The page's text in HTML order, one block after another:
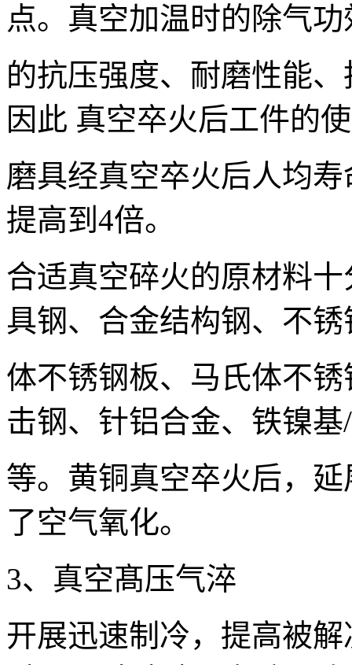
点。真空加温时的除气
的抗压强度、耐磨性能
因此 真空卒火后工件的
磨具经真空卒火后人均
提高到4倍。
合适真空碎火的原材料
具钢、合金结构钢、不
体不锈钢板、马氏体不
击钢、针铝合金、铁镍
等。黄铜真空卒火后，
了空气氧化。
3、真空髙压气淬
开展迅速制冷，提高被